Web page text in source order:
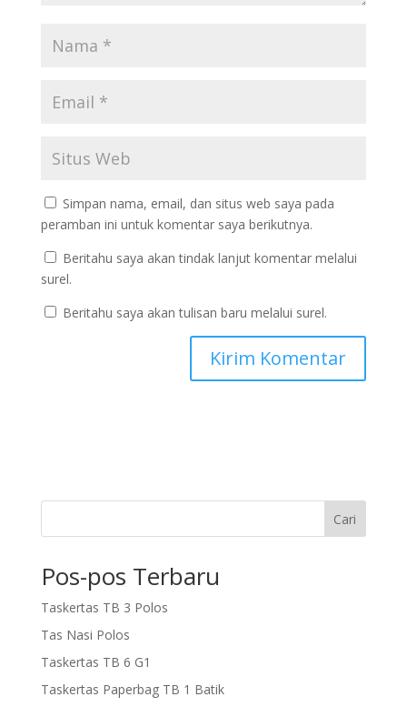
Simpan nama, email, dan situs web saya pada
peramban ini untuk komentar saya berikutnya.
Beritahu saya akan tindak lanjut komentar melalui
surel.
Beritahu saya akan tulisan baru melalui surel.
Cari
Pos-pos Terbaru
Taskertas TB 3 Polos
Tas Nasi Polos
Taskertas TB 6 G1
Taskertas Paperbag TB 1 Batik